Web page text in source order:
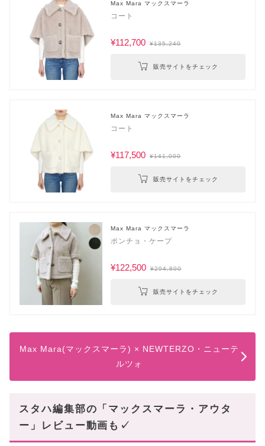
Max Mara マックスマーラ
コート
¥112,700 ¥135,240
販売サイトをチェック
Max Mara マックスマーラ
コート
¥117,500 ¥141,000
販売サイトをチェック
Max Mara マックスマーラ
ポンチョ・ケープ
¥122,500 ¥294,800
販売サイトをチェック
Max Mara(マックスマーラ) × NEWTERZO・ニューテ
ルツォ
スタハ編集部の「マックスマーラ・アウタ
ー」レビュー動画も✓